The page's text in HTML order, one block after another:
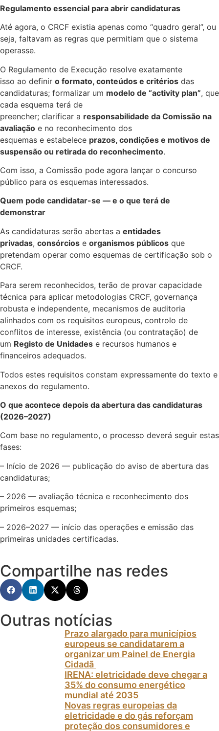
Regulamento essencial para abrir candidaturas
Até agora, o CRCF existia apenas como “quadro geral”, ou
seja, faltavam as regras que permitiam que o sistema
operasse.
O Regulamento de Execução resolve exatamente
isso ao definir o formato, conteúdos e critérios das
candidaturas; formalizar um modelo de “activity plan”, que
cada esquema terá de
preencher; clarificar a responsabilidade da Comissão na
avaliação e no reconhecimento dos
esquemas e estabelece prazos, condições e motivos de
suspensão ou retirada do reconhecimento.
Com isso, a Comissão pode agora lançar o concurso
público para os esquemas interessados.
Quem pode candidatar-se — e o que terá de
demonstrar
As candidaturas serão abertas a entidades
privadas, consórcios e organismos públicos que
pretendam operar como esquemas de certificação sob o
CRCF.
Para serem reconhecidos, terão de provar capacidade
técnica para aplicar metodologias CRCF, governança
robusta e independente, mecanismos de auditoria
alinhados com os requisitos europeus, controlo de
conflitos de interesse, existência (ou contratação) de
um Registo de Unidades e recursos humanos e
financeiros adequados.
Todos estes requisitos constam expressamente do texto e
anexos do regulamento.
O que acontece depois da abertura das candidaturas
(2026–2027)
Com base no regulamento, o processo deverá seguir estas
fases:
– Início de 2026 — publicação do aviso de abertura das
candidaturas;
– 2026 — avaliação técnica e reconhecimento dos
primeiros esquemas;
– 2026–2027 — início das operações e emissão das
primeiras unidades certificadas.
Compartilhe nas redes
Outras notícias
Prazo alargado para municípios
europeus se candidatarem a
organizar um Painel de Energia
Cidadã
IRENA: eletricidade deve chegar a
35% do consumo energético
mundial até 2035
Novas regras europeias da
eletricidade e do gás reforçam
proteção dos consumidores e